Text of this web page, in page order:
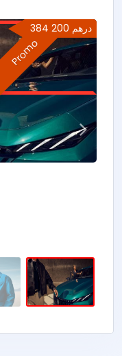
Promo
384 200 درهم